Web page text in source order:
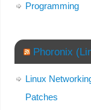
Programming
Phoronix
Linux
Patches